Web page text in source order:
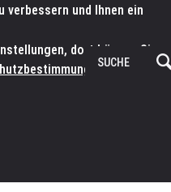
Service/Hilfe
verbessern und Ihnen ein
dort können Sie
Zum